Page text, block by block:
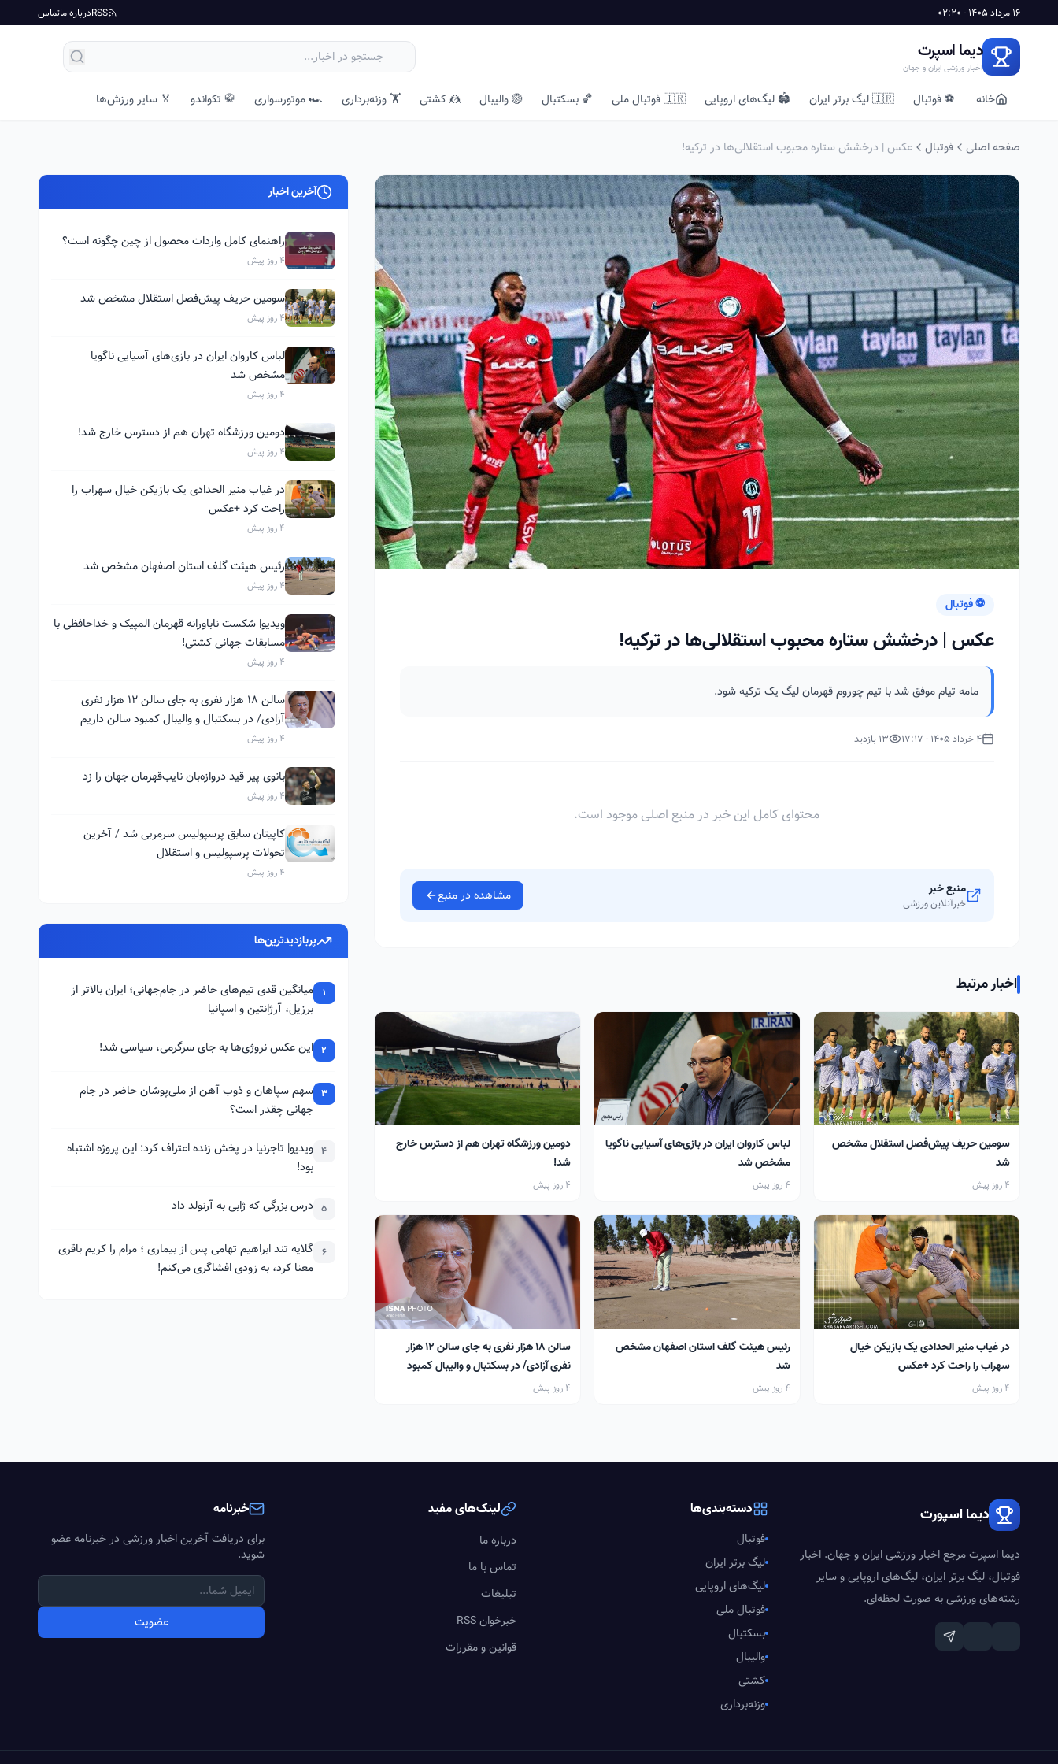
16 مرداد 1405 - 02:20 RSSدرباره ماتماس
دیما اسپرت
اخبار ورزشی ایران و جهان
خانه ⚽ فوتبال 🇮🇷 لیگ برتر ایران 🏟️ لیگ‌های اروپایی 🇮🇷 فوتبال ملی 🏀 بسکتبال 🏐 والیبال 🤼 کشتی 🏋️ وزنه‌برداری 🏎️ موتورسواری 🥋 تکواندو 🏅 سایر ورزش‌ها
صفحه اصلی فوتبال عکس | درخشش ستاره محبوب استقلالی‌ها در ترکیه!
⚽ فوتبال
عکس | درخشش ستاره محبوب استقلالی‌ها در ترکیه!
مامه تیام موفق شد با تیم چوروم قهرمان لیگ یک ترکیه شود.
4 خرداد 1405 - 17:17 13 بازدید
محتوای کامل این خبر در منبع اصلی موجود است.
منبع خبر
خبرآنلاین ورزشی مشاهده در منبع
اخبار مرتبط
سومین حریف پیش‌فصل استقلال مشخص
شد
4 روز پیش
لباس کاروان ایران در بازی‌های آسیایی ناگویا
مشخص شد
4 روز پیش
دومین ورزشگاه تهران هم از دسترس خارج
شد!
4 روز پیش
در غیاب منیر الحدادی یک بازیکن خیال
سهراب را راحت کرد +عکس
4 روز پیش
رئیس هیئت گلف استان اصفهان مشخص
شد
4 روز پیش
سالن ۱۸ هزار نفری به جای سالن ۱۲ هزار
نفری آزادی/ در بسکتبال و والیبال کمبود
سالن داریم
4 روز پیش
آخرین اخبار
راهنمای کامل واردات محصول از چین چگونه است؟
4 روز پیش
سومین حریف پیش‌فصل استقلال مشخص شد
4 روز پیش
لباس کاروان ایران در بازی‌های آسیایی ناگویا
مشخص شد
4 روز پیش
دومین ورزشگاه تهران هم از دسترس خارج شد!
4 روز پیش
در غیاب منیر الحدادی یک بازیکن خیال سهراب را
راحت کرد +عکس
4 روز پیش
رئیس هیئت گلف استان اصفهان مشخص شد
4 روز پیش
ویدیو| شکست ناباورانه قهرمان المپیک و خداحافظی با
مسابقات جهانی کشتی!
4 روز پیش
سالن ۱۸ هزار نفری به جای سالن ۱۲ هزار نفری
آزادی/ در بسکتبال و والیبال کمبود سالن داریم
4 روز پیش
بانوی پیر قید دروازه‌بان نایب‌قهرمان جهان را زد
4 روز پیش
کاپیتان سابق پرسپولیس سرمربی شد / آخرین
تحولات پرسپولیس و استقلال
4 روز پیش
پربازدیدترین‌ها
1
میانگین قدی تیم‌های حاضر در جام‌جهانی؛ ایران بالاتر از
برزیل، آرژانتین و اسپانیا
2 این عکس نروژی‌ها به جای سرگرمی، سیاسی شد!
3 سهم سپاهان و ذوب آهن از ملی‌پوشان حاضر در جام
جهانی چقدر است؟
4 ویدیو| تاجرنیا در پخش زنده اعتراف کرد: این پروژه اشتباه
بود!
5 درس بزرگی که ژابی به آرنولد داد
6 گلایه تند ابراهیم تهامی پس از بیماری ؛ مرام را کریم باقری
معنا کرد، به زودی افشاگری می‌کنم!
دیما اسپورت
دیما اسپرت مرجع اخبار ورزشی ایران و جهان. اخبار
فوتبال، لیگ برتر ایران، لیگ‌های اروپایی و سایر
رشته‌های ورزشی به صورت لحظه‌ای.
دسته‌بندی‌ها
فوتبال
لیگ برتر ایران
لیگ‌های اروپایی
فوتبال ملی
بسکتبال
والیبال
کشتی
وزنه‌برداری
لینک‌های مفید
درباره ما
تماس با ما
تبلیغات
خبرخوان RSS
قوانین و مقررات
خبرنامه
برای دریافت آخرین اخبار ورزشی در خبرنامه عضو
شوید.
عضویت